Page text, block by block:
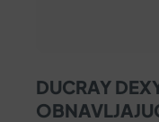
DUCRAY